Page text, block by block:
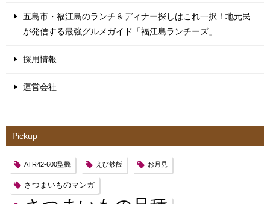
五島市・福江島のランチ＆ディナー探しはこれ一択！地元民
が発信する最強グルメガイド「福江島ランチーズ」
採用情報
運営会社
Pickup
ATR42-600型機 えび炒飯 お月見
さつまいものマンガ